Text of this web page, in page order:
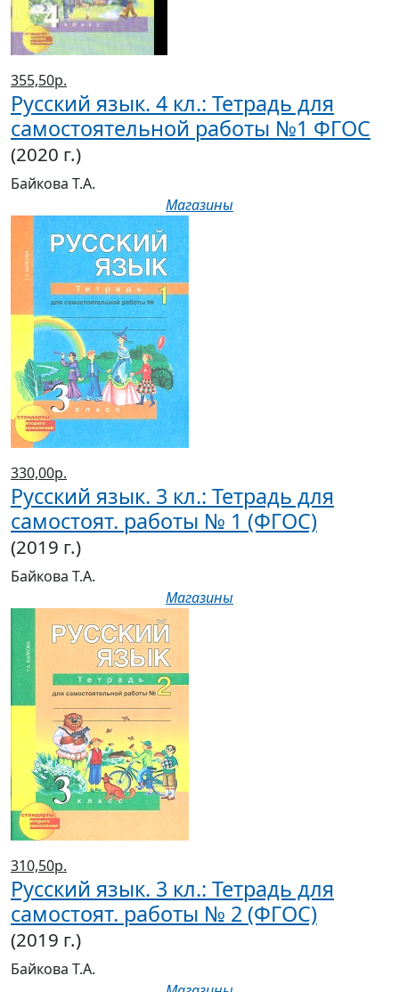
355,50р.
Русский язык. 4 кл.: Тетрадь для
самостоятельной работы №1 ФГОС
(2020 г.)
Байкова Т.А.
330,00р.
Русский язык. 3 кл.: Тетрадь для
самостоят. работы № 1 (ФГОС)
(2019 г.)
Байкова Т.А.
310,50р.
Русский язык. 3 кл.: Тетрадь для
самостоят. работы № 2 (ФГОС)
(2019 г.)
Байкова Т.А.